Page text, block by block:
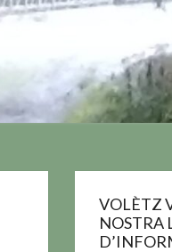
VOLÈTZ
NOSTRA